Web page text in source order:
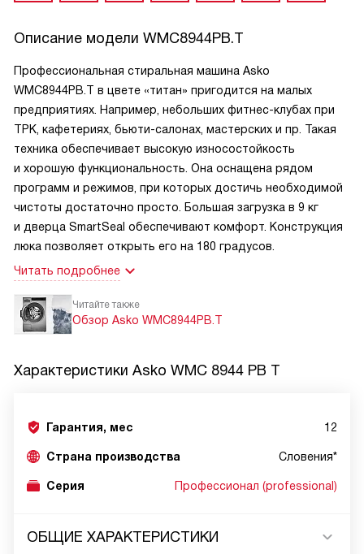
Описание модели WMC8944PB.T
Профессиональная стиральная машина Asko
WMC8944PB.T в цвете «титан» пригодится на малых
предприятиях. Например, небольших фитнес-клубах при
ТРК, кафетериях, бьюти-салонах, мастерских и пр. Такая
техника обеспечивает высокую износостойкость
и хорошую функциональность. Она оснащена рядом
программ и режимов, при которых достичь необходимой
чистоты достаточно просто. Большая загрузка в 9 кг
и дверца SmartSeal обеспечивают комфорт. Конструкция
люка позволяет открыть его на 180 градусов.
Читать подробнее
Читайте также
Обзор Asko WMC8944PB.T
Характеристики Asko WMC 8944 PB T
Гарантия, мес 12
Страна производства Словения*
Серия Профессионал (professional)
ОБЩИЕ ХАРАКТЕРИСТИКИ